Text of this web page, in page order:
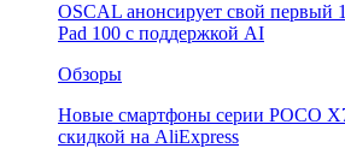
OSCAL анонсирует свой
Pad 100 с поддержкой AI
Обзоры
Новые смартфоны серии POCO
скидкой на AliExpress